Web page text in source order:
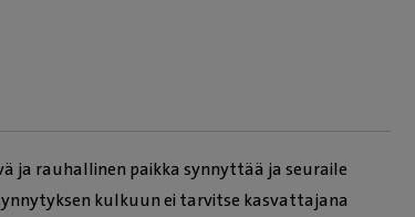
ja rauhallinen paikka synnyttää ja seuraile
kulkuun ei tarvitse kasvattajana